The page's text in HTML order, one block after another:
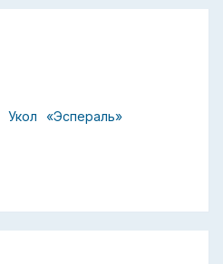
Укол «Эспераль»